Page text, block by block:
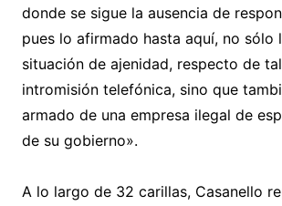
donde se sigue la ausencia de
pues lo afirmado hasta aquí, no sólo
situación de ajenidad, respecto de
intromisión telefónica, sino que
armado de una empresa ilegal de
de su gobierno».
A lo largo de 32 carillas, Casanello